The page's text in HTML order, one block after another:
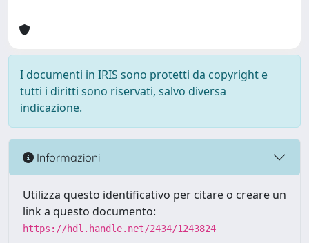
I documenti in IRIS sono protetti da copyright e
tutti i diritti sono riservati, salvo diversa
indicazione.
Informazioni
Utilizza questo identificativo per citare o creare un
link a questo documento:
https://hdl.handle.net/2434/1243824